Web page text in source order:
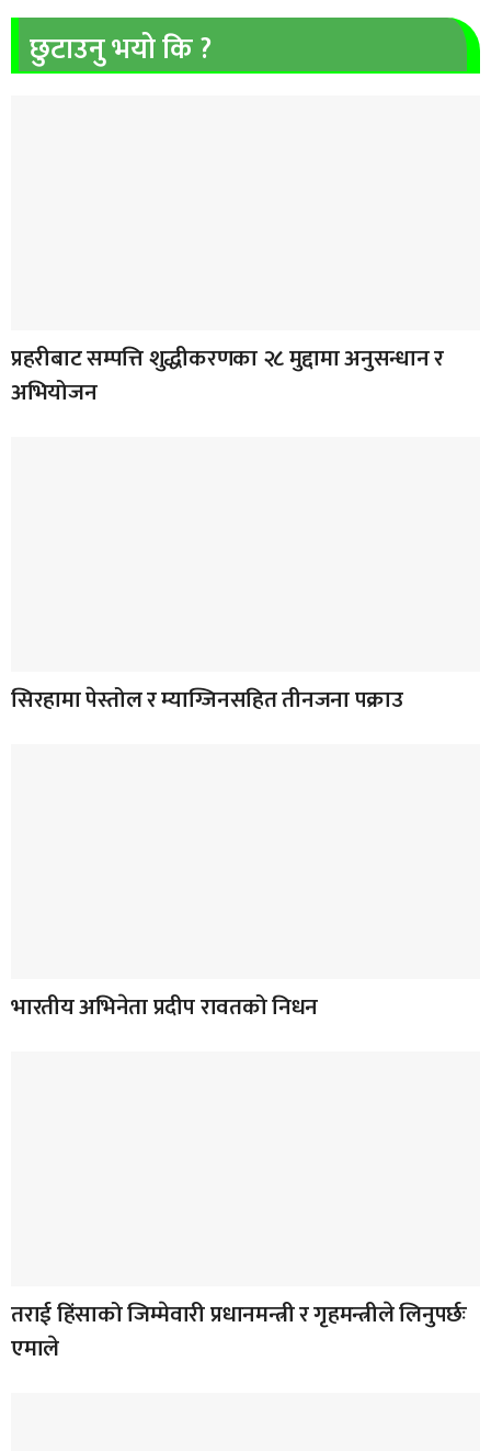
छुटाउनु भयो कि ?
प्रहरीबाट सम्पत्ति शुद्धीकरणका २८ मुद्दामा अनुसन्धान र
अभियोजन
सिरहामा पेस्तोल र म्याग्जिनसहित तीनजना पक्राउ
भारतीय अभिनेता प्रदीप रावतको निधन
तराई हिंसाको जिम्मेवारी प्रधानमन्त्री र गृहमन्त्रीले लिनुपर्छः
एमाले